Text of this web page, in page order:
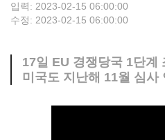
입력: 2023-02-15 06:00:00
수정: 2023-02-15 06:00:00
17일 EU 경쟁당국 1단계
미국도 지난해 11월 심사